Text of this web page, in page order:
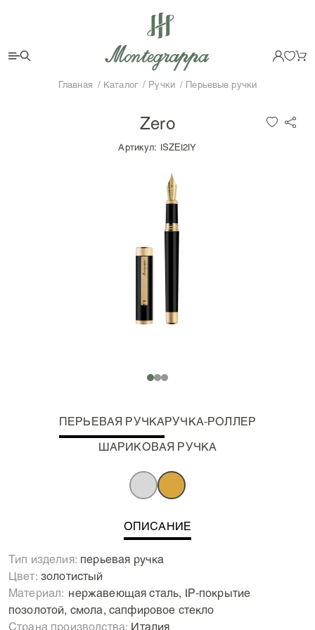
Главная Каталог Ручки Перьевые ручки
Zero
Артикул: ISZEI2IY
ПЕРЬЕВАЯ РУЧКАРУЧКА-РОЛЛЕР
ШАРИКОВАЯ РУЧКА
ОПИСАНИЕ
Тип изделия: перьевая ручка
Цвет: золотистый
Материал: Нержавеющая сталь, IP-покрытие
позолотой, смола, сапфировое стекло
Страна производства: Италия